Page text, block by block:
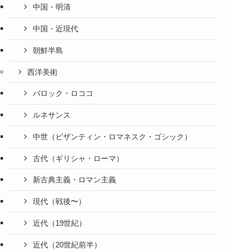
中国・明清
中国・近現代
朝鮮半島
西洋美術
バロック・ロココ
ルネサンス
中世（ビザンティン・ロマネスク・ゴシック）
古代（ギリシャ・ローマ）
新古典主義・ロマン主義
現代（戦後〜）
近代（19世紀）
近代（20世紀前半）